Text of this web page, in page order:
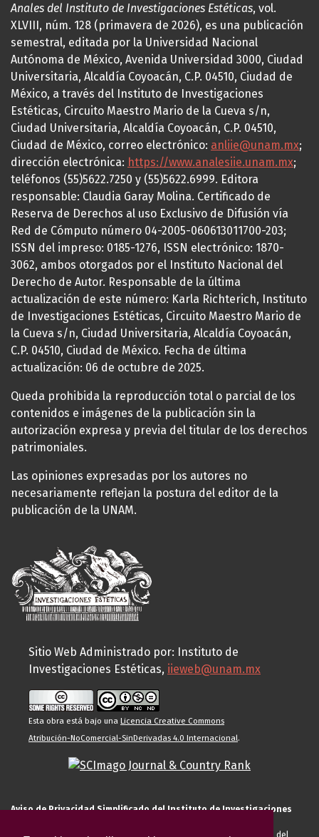
Anales del Instituto de Investigaciones Estéticas, vol.
XLVIII, núm. 128 (primavera de 2026), es una publicación
semestral, editada por la Universidad Nacional
Autónoma de México, Avenida Universidad 3000, Ciudad
Universitaria, Alcaldía Coyoacán, C.P. 04510, Ciudad de
México, a través del Instituto de Investigaciones
Estéticas, Circuito Maestro Mario de la Cueva s/n,
Ciudad Universitaria, Alcaldía Coyoacán, C.P. 04510,
Ciudad de México, correo electrónico: anliie@unam.mx;
dirección electrónica: https://www.analesiie.unam.mx;
teléfonos (55)5622.7250 y (55)5622.6999. Editora
responsable: Claudia Garay Molina. Certificado de
Reserva de Derechos al uso Exclusivo de Difusión vía
Red de Cómputo número 04-2005-060613011700-203;
ISSN del impreso: 0185-1276, ISSN electrónico: 1870-
3062, ambos otorgados por el Instituto Nacional del
Derecho de Autor. Responsable de la última
actualización de este número: Karla Richterich, Instituto
de Investigaciones Estéticas, Circuito Maestro Mario de
la Cueva s/n, Ciudad Universitaria, Alcaldía Coyoacán,
C.P. 04510, Ciudad de México. Fecha de última
actualización: 06 de octubre de 2025.
Queda prohibida la reproducción total o parcial de los
contenidos e imágenes de la publicación sin la
autorización expresa y previa del titular de los derechos
patrimoniales.
Las opiniones expresadas por los autores no
necesariamente reflejan la postura del editor de la
publicación de la UNAM.
Sitio Web Administrado por: Instituto de
Investigaciones Estéticas, iieweb@unam.mx
Esta obra está bajo una Licencia Creative Commons
Atribución-NoComercial-SinDerivadas 4.0 Internacional.
Aviso de Privacidad Simplificado del Instituto de Investigaciones